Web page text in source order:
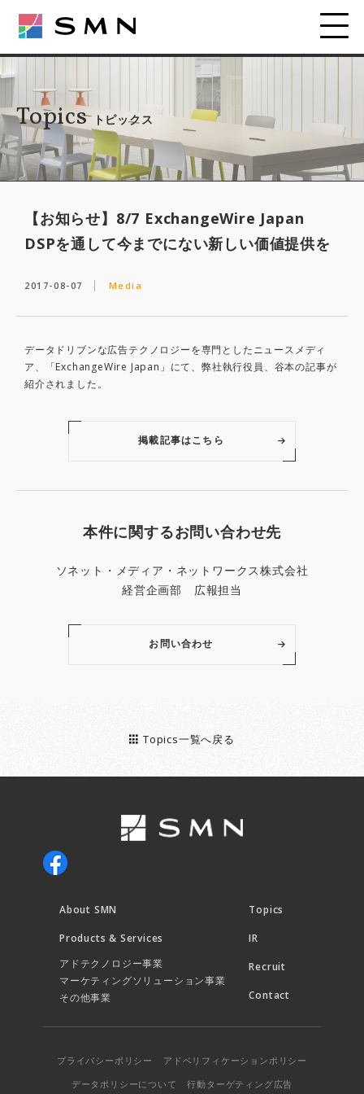
Topics トピックス
【お知らせ】8/7 ExchangeWire Japan
DSPを通して今までにない新しい価値提供を
2017-08-07 Media
データドリブンな広告テクノロジーを専門としたニュースメディ
ア、「ExchangeWire Japan」にて、弊社執行役員、谷本の記事が
紹介されました。
掲載記事はこちら
本件に関するお問い合わせ先
ソネット・メディア・ネットワークス株式会社
経営企画部 広報担当
お問い合わせ
Topics一覧へ戻る
About SMN
Products & Services
アドテクノロジー事業
マーケティングソリューション事業
その他事業
Topics
IR
Recruit
Contact
プライバシーポリシー
アドベリフィケーションポリシー
データポリシーについて
行動ターゲティング広告